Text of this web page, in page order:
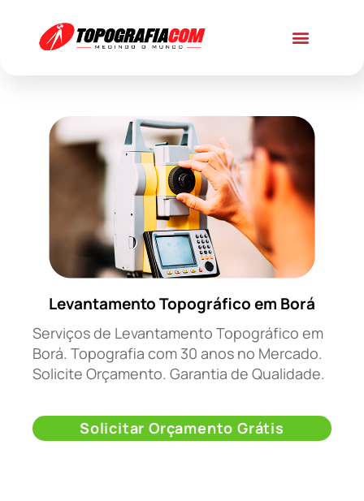
Levantamento Topográfico em Borá
Serviços de Levantamento Topográfico em
Borá. Topografia com 30 anos no Mercado.
Solicite Orçamento. Garantia de Qualidade.
Solicitar Orçamento Grátis